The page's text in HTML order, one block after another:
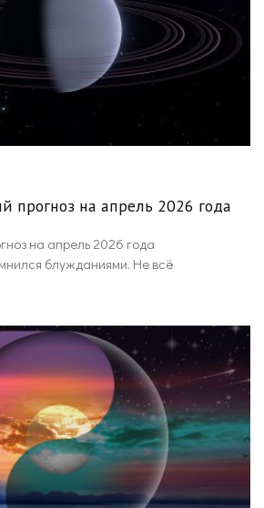
прогноз на апрель 2026 года
на апрель 2026 года
блужданиями. Не всё